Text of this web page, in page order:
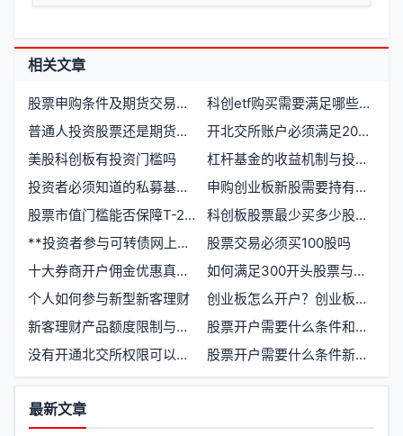
相关文章
股票申购条件及期货交易门槛有哪些
科创etf购买需要满足哪些条件
普通人投资股票还是期货更合适
开北交所账户必须满足20个交易日资金大于50万的标准吗
美股科创板有投资门槛吗
杠杆基金的收益机制与投资路径
投资者必须知道的私募基金特征有哪些？
申购创业板新股需要持有深市股票吗
股票市值门槛能否保障T-2日前日均市值1万元的投资安全
科创板股票最少买多少股？投资门槛与交易规则详解
**投资者参与可转债网上申购需要满足哪些条件**
股票交易必须买100股吗
十大券商开户佣金优惠真的无门槛吗？投资者必看
如何满足300开头股票与沪深300期货的交易门槛
个人如何参与新型新客理财
创业板怎么开户？创业板股票购买条件与流程全解
新客理财产品额度限制与券商选择指南
股票开户需要什么条件和流程
没有开通北交所权限可以买北交所股票吗
股票开户需要什么条件新手如何开户
功
最新文章